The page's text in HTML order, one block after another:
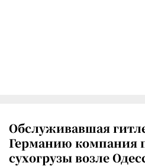
Обслуживавшая
Германию компания
сухогрузы возле